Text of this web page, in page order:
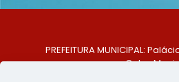
PREFEITURA MUNICIPAL:
Celso